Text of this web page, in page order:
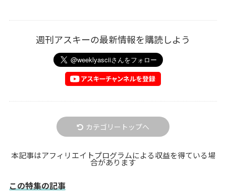
週刊アスキーの最新情報を購読しよう
カテゴリートップへ
本記事はアフィリエイトプログラムによる収益を得ている場
合があります
この特集の記事